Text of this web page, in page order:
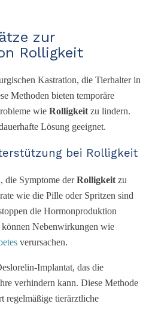
zur
Rolligkeit
Kastration, die Tierhalter in
Methoden bieten temporäre
wie Rolligkeit zu lindern.
Lösung geeignet.
bei Rolligkeit
die Symptome derRolligkeit zu
wie die Pille oder Spritzen sind
die Hormonproduktion
Nebenwirkungen wie
verursachen.
Implantat, das die
verhindern kann. Diese Methode
regelmäßige tierärztliche